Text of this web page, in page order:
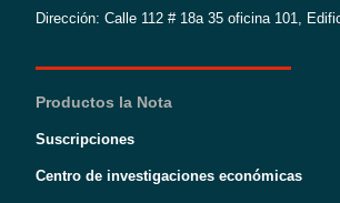
Dirección: Calle 112 # 18a 35 oficina 101,
Productos la Nota
Suscripciones
Centro de investigaciones económicas